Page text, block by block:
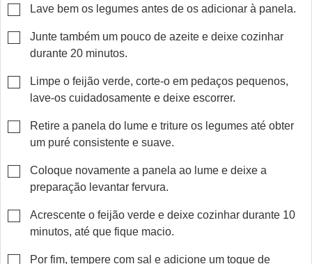
▢Lave bem os legumes antes de os adicionar à panela.
▢
Junte também um pouco de azeite e deixe cozinhar
durante 20 minutos.
▢Limpe o feijão verde, corte-o em pedaços pequenos,
lave-os cuidadosamente e deixe escorrer.
▢
Retire a panela do lume e triture os legumes até obter
um puré consistente e suave.
▢
Coloque novamente a panela ao lume e deixe a
preparação levantar fervura.
▢
Acrescente o feijão verde e deixe cozinhar durante 10
minutos, até que fique macio.
▢
Por fim, tempere com sal e adicione um toque de